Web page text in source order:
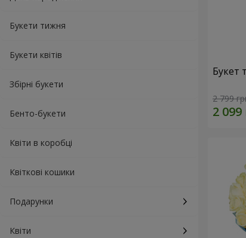
Букети тижня
Букети квітів
Збірні букети
Бенто-букети
Квіти в коробці
Квіткові кошики
Подарунки
Квіти
Букет
2 799